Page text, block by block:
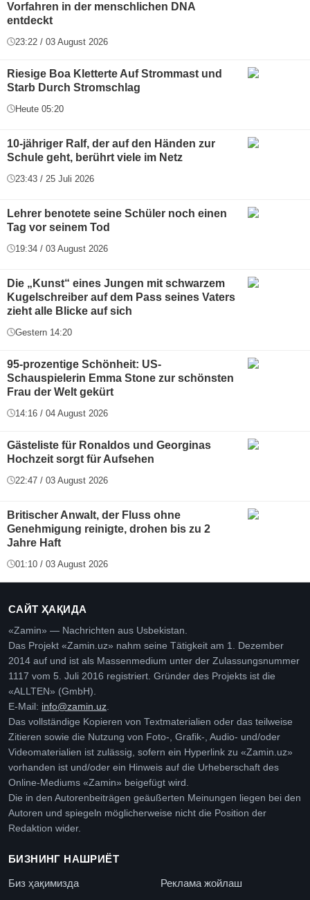
Vorfahren in der menschlichen DNA
entdeckt
23:22 / 03 August 2026
Riesige Boa Kletterte Auf Strommast und
Starb Durch Stromschlag
Heute 05:20
10-jähriger Ralf, der auf den Händen zur
Schule geht, berührt viele im Netz
23:43 / 25 Juli 2026
Lehrer benotete seine Schüler noch einen
Tag vor seinem Tod
19:34 / 03 August 2026
Die „Kunst“ eines Jungen mit schwarzem
Kugelschreiber auf dem Pass seines Vaters
zieht alle Blicke auf sich
Gestern 14:20
95-prozentige Schönheit: US-
Schauspielerin Emma Stone zur schönsten
Frau der Welt gekürt
14:16 / 04 August 2026
Gästeliste für Ronaldos und Georginas
Hochzeit sorgt für Aufsehen
22:47 / 03 August 2026
Britischer Anwalt, der Fluss ohne
Genehmigung reinigte, drohen bis zu 2
Jahre Haft
01:10 / 03 August 2026
САЙТ ҲАҚИДА
«Zamin» — Nachrichten aus Usbekistan.
Das Projekt «Zamin.uz» nahm seine Tätigkeit am 1. Dezember
2014 auf und ist als Massenmedium unter der Zulassungsnummer
1117 vom 5. Juli 2016 registriert. Gründer des Projekts ist die
«ALLTEN» (GmbH).
E-Mail: info@zamin.uz
Das vollständige Kopieren von Textmaterialien oder das teilweise
Zitieren sowie die Nutzung von Foto-, Grafik-, Audio- und/oder
Videomaterialien ist zulässig, sofern ein Hyperlink zu «Zamin.uz»
vorhanden ist und/oder ein Hinweis auf die Urheberschaft des
Online-Mediums «Zamin» beigefügt wird.
Die in den Autorenbeiträgen geäußerten Meinungen liegen bei den
Autoren und spiegeln möglicherweise nicht die Position der
Redaktion wider.
БИЗНИНГ НАШРИЁТ
Биз ҳақимизда Реклама жойлаш